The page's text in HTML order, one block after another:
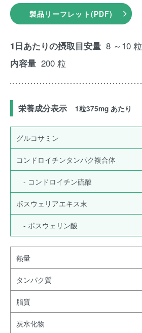
製品リーフレット(PDF)
1日あたりの摂取目安量 8 ～10 粒
内容量 200 粒
栄養成分表示 1粒375mg あたり
グルコサミン
コンドロイチンタンパク複合体
- コンドロイチン硫酸
ボスウェリアエキス末
- ボスウェリン酸
熱量
タンパク質
脂質
炭水化物